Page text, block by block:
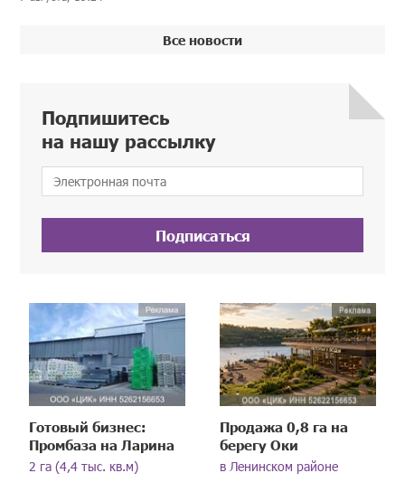
Все новости
Подпишитесь
на нашу рассылку
Подписаться
Готовый бизнес:
Промбаза на Ларина
2 га (4,4 тыс. кв.м)
Продажа 0,8 га на
берегу Оки
в Ленинском районе